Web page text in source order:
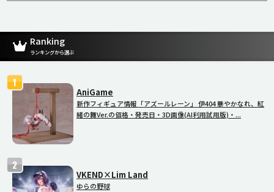
Ranking
ランキングから選ぶ
AniGame
新作フィギュア情報「アズールレーン」 伊404 華やかなれ、紅
緒の舞Ver.の価格・発売日・3D画像(AI利用試用版)・...
VKEND×Lim Land
ゆらの野球